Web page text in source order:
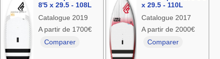
8'5 x 29.5 - 108L
Catalogue 2019
A partir de 1700€
Comparer
x 29.5 - 110L
Catalogue 2017
A partir de 2000€
Comparer